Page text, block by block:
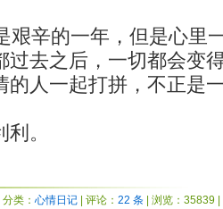
艰辛的一年，但是心里
过去之后，一切都会变
的人一起打拼，不正是
。
| 分类： 心情日记 | 评论： 22 条 | 浏览：35839